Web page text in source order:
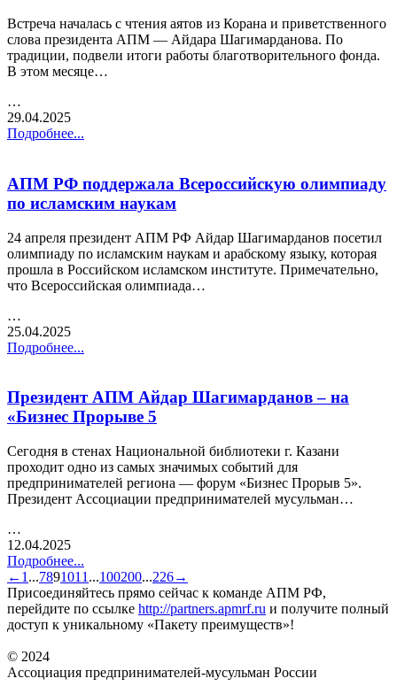
Встреча началась с чтения аятов из Корана и приветственного
слова президента АПМ — Айдара Шагимарданова. По
традиции, подвели итоги работы благотворительного фонда.
В этом месяце…
…
29.04.2025
Подробнее...
АПМ РФ поддержала Всероссийскую олимпиаду
по исламским наукам
24 апреля президент АПМ РФ Айдар Шагимарданов посетил
олимпиаду по исламским наукам и арабскому языку, которая
прошла в Российском исламском институте. Примечательно,
что Всероссийская олимпиада…
…
25.04.2025
Подробнее...
Президент АПМ Айдар Шагимарданов – на
«Бизнес Прорыве 5
Сегодня в стенах Национальной библиотеки г. Казани
проходит одно из самых значимых событий для
предпринимателей региона — форум «Бизнес Прорыв 5».
Президент Ассоциации предпринимателей мусульман…
…
12.04.2025
Подробнее...
← 1 ...7891011 ...100200...226→
Присоединяйтесь прямо сейчас к команде АПМ РФ,
перейдите по ссылке http://partners.apmrf.ru и получите полный
доступ к уникальному «Пакету преимуществ»!
© 2024
Ассоциация предпринимателей-мусульман России